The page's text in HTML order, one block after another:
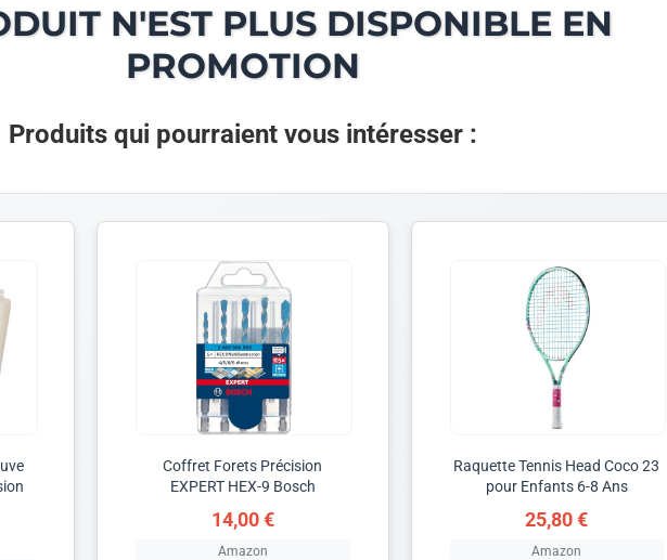
N'EST PLUS DISPONIBLE EN
PROMOTION
Produits qui pourraient vous intéresser :
Coffret Forets Précision
EXPERT HEX-9 Bosch
14,00 €
Amazon
Raquette Tennis Head Coco 23
pour Enfants 6-8 Ans
25,80 €
Amazon